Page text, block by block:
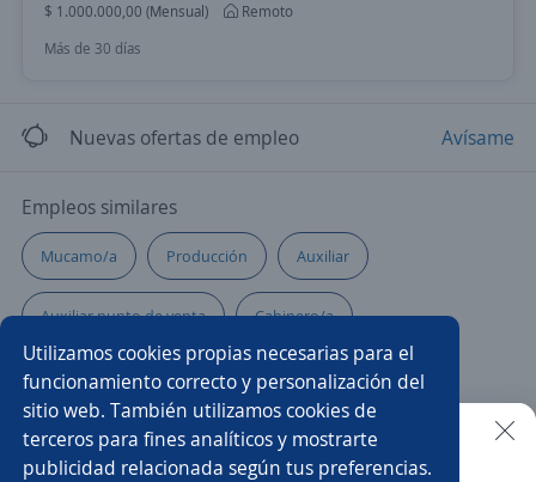
Utilizamos cookies propias necesarias para el
funcionamiento correcto y personalización del
sitio web. También utilizamos cookies de
terceros para fines analíticos y mostrarte
publicidad relacionada según tus preferencias.
$ 1.000.000,00 (Mensual)
Remoto
Más de 30 días
Nuevas ofertas de empleo Avísame
Empleos similares
Mucamo/a Producción Auxiliar
Auxiliar punto de venta Cabinero/a
Auxiliar de cocina Ayudante de cafetería
Auxiliar servicio al cliente Auxiliar de almacén y logística
Buscar es más fácil en la app